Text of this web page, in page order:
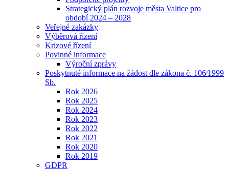
Strategický plán rozvoje města Valtice pro
období 2024 – 2028
Veřejné zakázky
Výběrová řízení
Krizové řízení
Povinné informace
Výroční zprávy
Poskytnuté informace na žádost dle zákona č. 106⁄1999
Sb.
Rok 2026
Rok 2025
Rok 2024
Rok 2023
Rok 2022
Rok 2021
Rok 2020
Rok 2019
GDPR